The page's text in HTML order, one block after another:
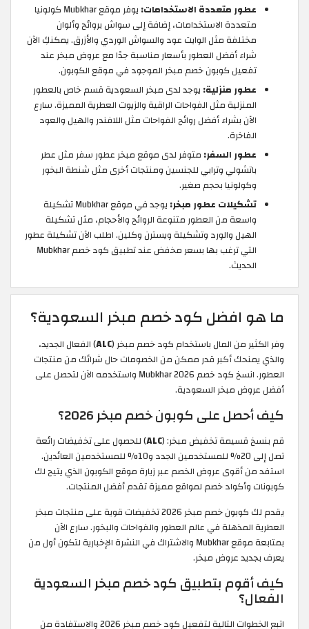
عطور متعددة الاستخدامات:
يوفر موقع Mubkhar كولونيا
متعددة الاستخدامات، إضافة إلى سواش بروائح وألوان
مختلفة مثل الوايت عود والسواش الوردي والأزرق. يمكنكِ الآن
شراء أفضل العطور بأسعار مناسبة جدًا مع عروض مبخر عند
تفعيل كوبون خصم مبخر الموجود في موقع الكوبون.
عطور منزلية: يوجد لدى مبخر السعودية قسم خاص بالعطور
المنزلية مثل الفواحات الراقية والزيوت العطرية المميزة. سارع
الآن بشراء أفضل روائح الفواحات مثل اللافندر والهيل والعود
الفاخرة.
عطور السفر: متوفر لدى موقع مبخر عطور سفر مثل عطر
باتشولي وترابي للجنسين ومنتجات أخرى مثل شنطة البخور
وكولونيا بحجم صغير.
تشكيلات عطور مبخر:
يوجد في موقع Mubkhar تشكيلة
واسعة من العطور متنوعة الروائح والأحجام، مثل تشكيلة
الهيل والورد وتشكيلة ويسترن وكلين. اطلب الآن تشكيلة عطور
التي ترغب بها بسعر مخفض عند تطبيق كود خصم Mubkhar
الحديث.
ما هو افضل كود خصم مبخر السعودية؟
وفر الكثير من المال باستخدام كود خصم مبخر (ALC) الفعال الجديد،
والذي يمنحك أكبر قدر ممكن من الخصومات حال شرائك من منتجات
العطور. انسخ كود خصم Mubkhar 2026 واستخدمه الآن لتحصل على
أفضل عروض مبخر السعودية.
كيف أحصل على كوبون خصم مبخر 2026؟
قم بنسخ قسيمة تخفيض مبخر: (ALC) للحصول على تخفيضات رائعة
تصل إلى 20% للمستخدمين الجدد و10% للمستخدمين العائدين.
استفد من أقوى عروض الخصم عبر زيارة موقع الكوبون الذي يتيح لك
كوبونات وأكواد خصم لمواقع مميزة تقدم أفضل المنتجات.
يقدم لك كوبون خصم مبخر 2026 تخفيضات قوية على منتجات مبخر
العطرية المذهلة في عالم العطور والفواحات والبخور. سارع الآن
بمتابعة موقع Mubkhar والاشتراك في النشرة الإخبارية لتكون أول من
يعرف بجديد عروض مبخر.
كيف أقوم بتطبيق كود خصم مبخر السعودية
الفعال؟
اتبع الخطوات التالية لتفعيل كود خصم مبخر 2026 والاستفادة من